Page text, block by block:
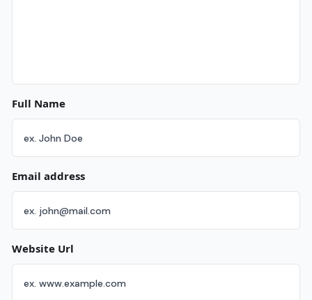
Full Name
Email address
Website Url